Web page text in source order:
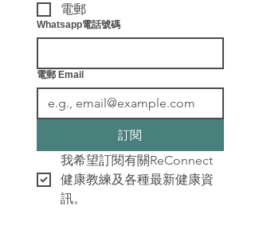
電郵
Whatsapp電話號碼
電郵 Email
訂閱
我希望訂閱有關ReConnect
健康教練及各種最新健康資
訊。